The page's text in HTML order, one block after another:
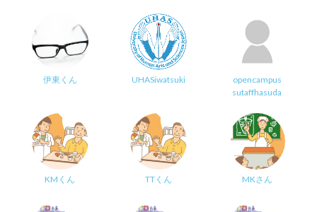
伊東くん UHASiwatsuki
opencampus
sutaffhasuda
KMくん TTくん MKさん